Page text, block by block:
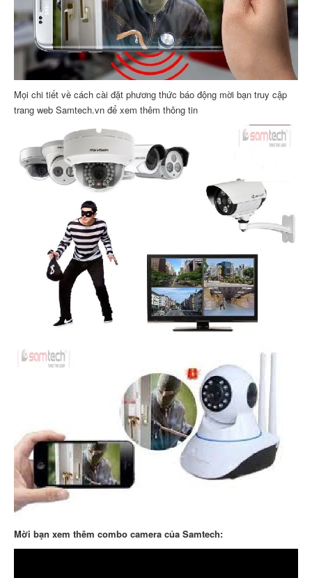
Mọi chi tiết về cách cài đặt phương thức báo động mời bạn truy cập
trang web Samtech.vn để xem thêm thông tin
Mời bạn xem thêm combo camera của Samtech: